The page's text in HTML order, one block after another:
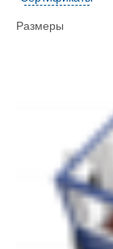
Размеры